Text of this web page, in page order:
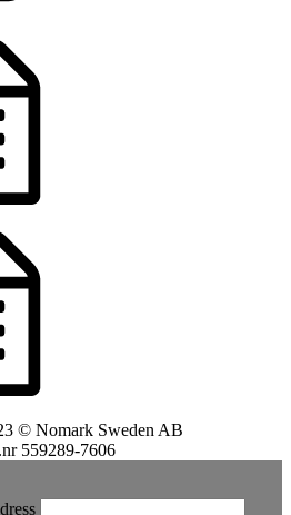
© Nomark Sweden AB
559289-7606